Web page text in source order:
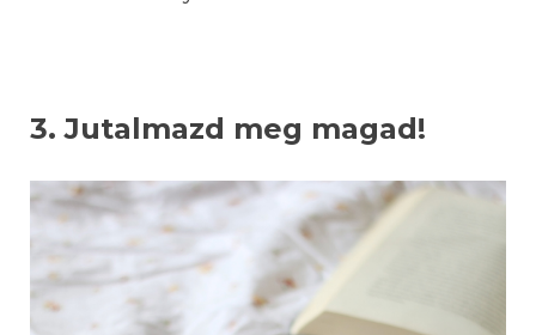
3. Jutalmazd meg magad!